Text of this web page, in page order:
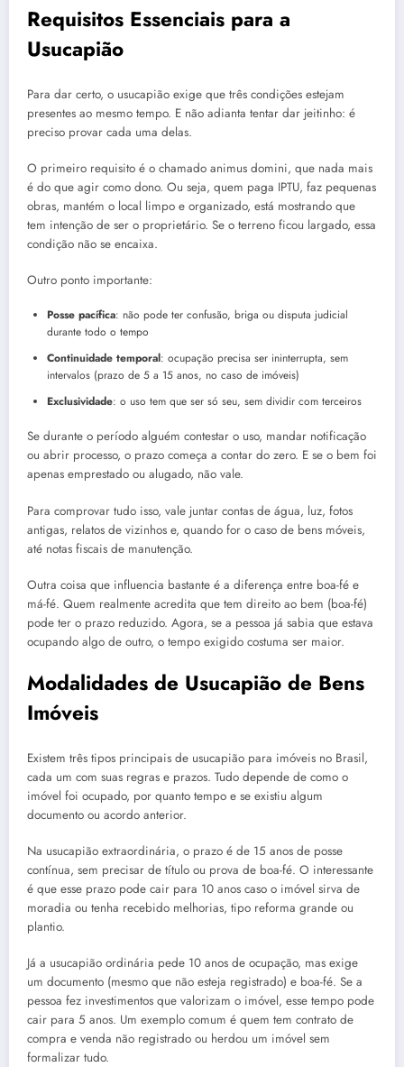
Requisitos Essenciais para a
Usucapião
Para dar certo, o usucapião exige que três condições estejam
presentes ao mesmo tempo. E não adianta tentar dar jeitinho: é
preciso provar cada uma delas.
O primeiro requisito é o chamado animus domini, que nada mais
é do que agir como dono. Ou seja, quem paga IPTU, faz pequenas
obras, mantém o local limpo e organizado, está mostrando que
tem intenção de ser o proprietário. Se o terreno ficou largado, essa
condição não se encaixa.
Outro ponto importante:
Posse pacífica: não pode ter confusão, briga ou disputa judicial
durante todo o tempo
Continuidade temporal: ocupação precisa ser ininterrupta, sem
intervalos (prazo de 5 a 15 anos, no caso de imóveis)
Exclusividade: o uso tem que ser só seu, sem dividir com terceiros
Se durante o período alguém contestar o uso, mandar notificação
ou abrir processo, o prazo começa a contar do zero. E se o bem foi
apenas emprestado ou alugado, não vale.
Para comprovar tudo isso, vale juntar contas de água, luz, fotos
antigas, relatos de vizinhos e, quando for o caso de bens móveis,
até notas fiscais de manutenção.
Outra coisa que influencia bastante é a diferença entre boa-fé e
má-fé. Quem realmente acredita que tem direito ao bem (boa-fé)
pode ter o prazo reduzido. Agora, se a pessoa já sabia que estava
ocupando algo de outro, o tempo exigido costuma ser maior.
Modalidades de Usucapião de Bens
Imóveis
Existem três tipos principais de usucapião para imóveis no Brasil,
cada um com suas regras e prazos. Tudo depende de como o
imóvel foi ocupado, por quanto tempo e se existiu algum
documento ou acordo anterior.
Na usucapião extraordinária, o prazo é de 15 anos de posse
contínua, sem precisar de título ou prova de boa-fé. O interessante
é que esse prazo pode cair para 10 anos caso o imóvel sirva de
moradia ou tenha recebido melhorias, tipo reforma grande ou
plantio.
Já a usucapião ordinária pede 10 anos de ocupação, mas exige
um documento (mesmo que não esteja registrado) e boa-fé. Se a
pessoa fez investimentos que valorizam o imóvel, esse tempo pode
cair para 5 anos. Um exemplo comum é quem tem contrato de
compra e venda não registrado ou herdou um imóvel sem
formalizar tudo.